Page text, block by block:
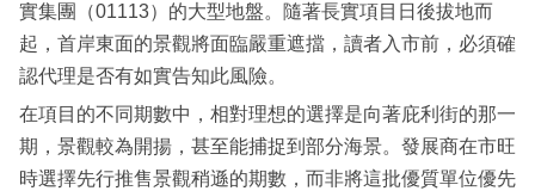
實集團（01113）的大型地盤。隨著長實項目日後拔地而
起，首岸東面的景觀將面臨嚴重遮擋，讀者入市前，必須確
認代理是否有如實告知此風險。
在項目的不同期數中，相對理想的選擇是向著庇利街的那一
期，景觀較為開揚，甚至能捕捉到部分海景。發展商在市旺
時選擇先行推售景觀稍遜的期數，而非將這批優質單位優先